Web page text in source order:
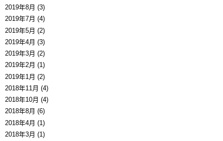
2019年8月 (3)
2019年7月 (4)
2019年5月 (2)
2019年4月 (3)
2019年3月 (2)
2019年2月 (1)
2019年1月 (2)
2018年11月 (4)
2018年10月 (4)
2018年8月 (6)
2018年4月 (1)
2018年3月 (1)